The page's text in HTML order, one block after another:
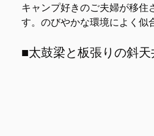
キャンプ好きのご夫婦が移住
す。のびやかな環境によく似
■太鼓梁と板張りの斜天